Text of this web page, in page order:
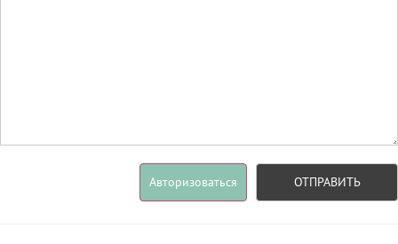
Авторизоваться ОТПРАВИТЬ